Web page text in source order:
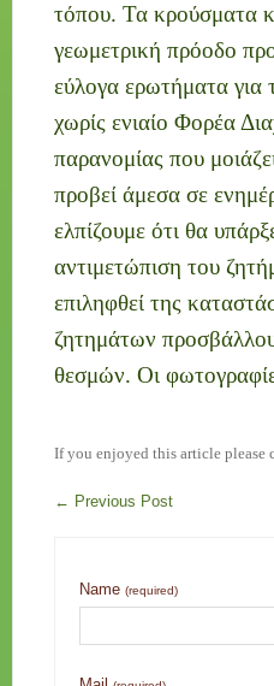
τόπου. Τα κρούσματα
γεωμετρική πρόοδο
εύλογα ερωτήματα για
χωρίς ενιαίο Φορέα
παρανομίας που
προβεί άμεσα σε
ελπίζουμε ότι θα
αντιμετώπιση του
επιληφθεί της
ζητημάτων
θεσμών. Οι
If you enjoyed this article please
← Previous Post
Name (required)